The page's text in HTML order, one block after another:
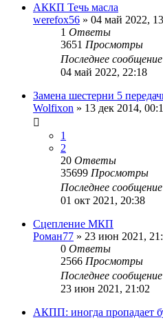
АККП Течь масла
werefox56 » 04 май 2022,
1 Ответы
3651 Просмотры
Последнее сообщение
04 май 2022, 22:18
Замена шестерни 5
Wolfixon » 13 дек 2014,
1
2
20 Ответы
35699 Просмотры
Последнее сообщение
01 окт 2021, 20:38
Сцепление МКП
Роман77 » 23 июн 2021,
0 Ответы
2566 Просмотры
Последнее сообщение
23 июн 2021, 21:02
АКПП: иногда пропадает